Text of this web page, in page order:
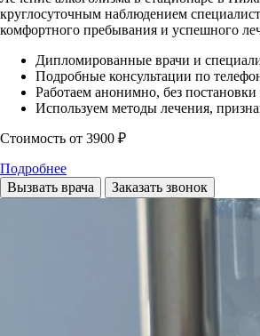
круглосуточным наблюдением
комфортного пребывания и успешного
Дипломированные врачи и
Подробные консультации по
Работаем анонимно, без постановки
Используем методы лечения,
Стоимость от 3900 ₽
Подробнее
Вызвать врача
Заказать звонок